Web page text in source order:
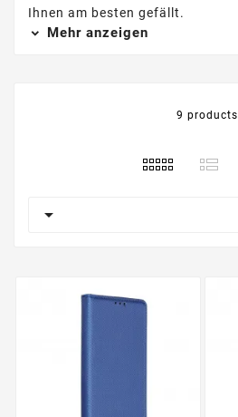
Ihnen am besten gefällt.
Mehr anzeigen
9 products
